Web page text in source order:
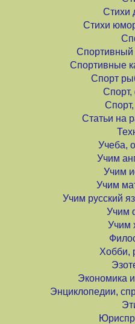
Стихи
Стихи
Спортивный
Спортивные
Спорт
Спорт,
Спорт,
Статьи на
Учеба,
Учим
Учим
Учим
Учим русский
Учим
Учим
Хобби,
Экономика
Энциклопедии,